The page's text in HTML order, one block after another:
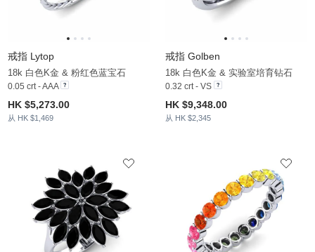
戒指 Lytop
18k 白色K金 & 粉红色蓝宝石
0.05 crt - AAA
HK $5,273.00
从 HK $1,469
戒指 Golben
18k 白色K金 & 实验室培育钻石
0.32 crt - VS
HK $9,348.00
从 HK $2,345